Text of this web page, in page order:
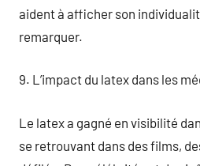
aident à afficher son
remarquer.
9. L’impact du latex dans les
Le latex a gagné en visibilité
se retrouvant dans des films,